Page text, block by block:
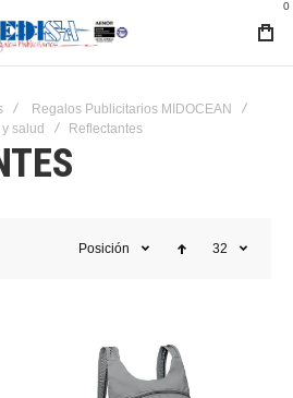
0
Regalos Publicitarios MIDOCEAN
salud Reflectantes
Posición 32